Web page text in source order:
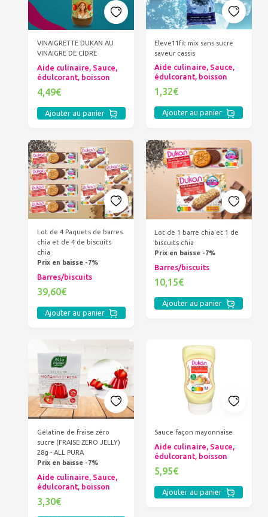
VINAIGRETTE DUKAN AU
VINAIGRE DE CIDRE
Aide culinaire, Sauce,
édulcorant, boisson
4,49€
Ajouter au panier
Eleve11fit mix sans sucre
saveur cassis
Aide culinaire, Sauce,
édulcorant, boisson
1,32€
Ajouter au panier
Lot de 4 Paquets de barres
chia et de 4 de biscuits
chia
Prix en baisse -7%
Barres/biscuits
39,60€
Ajouter au panier
Lot de 1 barre chia et 1 de
biscuits chia
Prix en baisse -7%
Barres/biscuits
10,15€
Ajouter au panier
Gélatine de fraise zéro
sucre (FRAISE ZERO JELLY)
28g - ALL PURA
Prix en baisse -7%
Aide culinaire, Sauce,
édulcorant, boisson
3,30€
Sauce façon mayonnaise
Aide culinaire, Sauce,
édulcorant, boisson
5,95€
Ajouter au panier